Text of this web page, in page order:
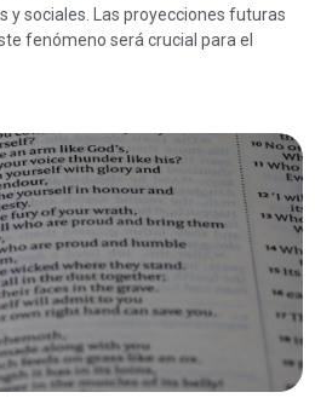
y sociales. Las proyecciones futuras
fenómeno será crucial para el